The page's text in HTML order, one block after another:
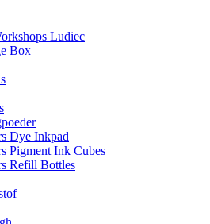
Ludiec
Box
Dye Inkpad
Pigment Ink Cubes
Refill Bottles